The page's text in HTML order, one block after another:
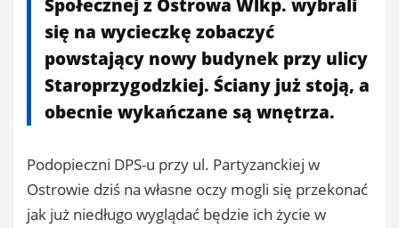
Społecznej z Ostrowa Wlkp. wybrali
się na wycieczkę zobaczyć
powstający nowy budynek przy ulicy
Staroprzygodzkiej. Ściany już stoją, a
obecnie wykańczane są wnętrza.
Podopieczni DPS-u przy ul. Partyzanckiej w
Ostrowie dziś na własne oczy mogli się przekonać
jak już niedługo wyglądać będzie ich życie w